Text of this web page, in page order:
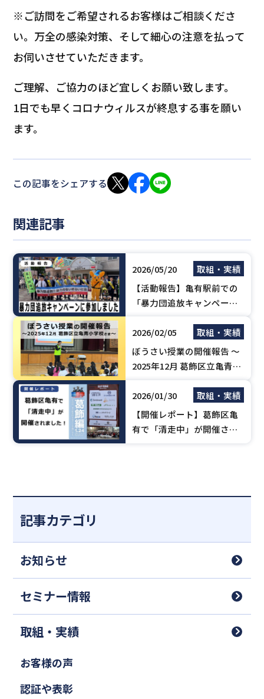
※ご訪問をご希望されるお客様はご相談くださ
い。万全の感染対策、そして細心の注意を払って
お伺いさせていただきます。
ご理解、ご協力のほど宜しくお願い致します。
1日でも早くコロナウィルスが終息する事を願い
ます。
この記事をシェアする
関連記事
2026/05/20
取組・実績
【活動報告】亀有駅前での
「暴力団追放キャンペー
不防協）
2026/02/05
取組・実績
ぼうさい授業の開催報告 ～
2025年12月 葛飾区立亀青小
2026/01/30
取組・実績
【開催レポート】葛飾区亀
有で「清走中」が開催され
記事カテゴリ
お知らせ
セミナー情報
取組・実績
お客様の声
認証や表彰